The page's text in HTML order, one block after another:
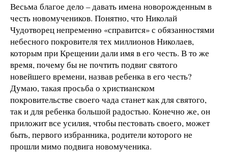
Весьма благое дело – давать имена новорожденным в
честь новомучеников. Понятно, что Николай
Чудотворец непременно «справится» с обязанностями
небесного покровителя тех миллионов Николаев,
которым при Крещении дали имя в его честь. В то же
время, почему бы не почтить подвиг святого
новейшего времени, назвав ребенка в его честь?
Думаю, такая просьба о христианском
покровительстве своего чада станет как для святого,
так и для ребенка большой радостью. Конечно же, он
приложит все усилия, чтобы пестовать своего, может
быть, первого избранника, родители которого не
прошли мимо подвига новомученика.